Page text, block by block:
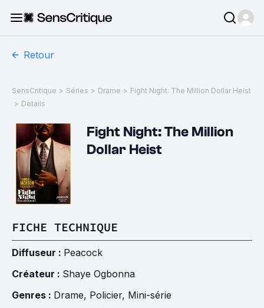
Retour
SensCritique > Séries > Drame > Fight Night: The Million Dollar Heist
> Details
Fight Night: The Million
Dollar Heist
FICHE TECHNIQUE
Diffuseur : Peacock
Créateur : Shaye Ogbonna
Genres : Drame, Policier, Mini-série